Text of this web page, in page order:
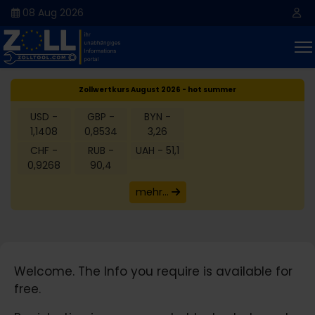
08 Aug 2026
Zollwertkurs August 2026 - hot summer
USD -
1,1408
CHF -
0,9268
GBP -
0,8534
RUB -
90,4
BYN -
3,26
UAH - 51,1
mehr...
Welcome. The Info you require is available for
free.